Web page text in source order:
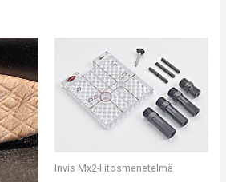
Invis Mx2-liitosmenetelmä